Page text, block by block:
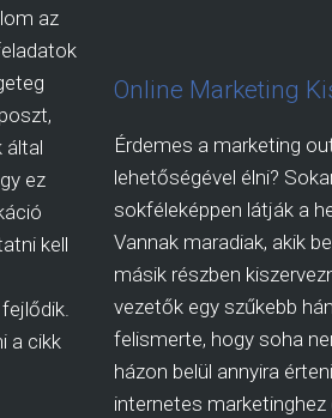
az
által
ez
kell
a cikk
Online Marketing
Érdemes a marketing
lehetőségével élni?
sokféleképpen látják a
Vannak maradiak, akik
másik részben
vezetők egy szűkebb
felismerte, hogy soha
házon belül annyira
internetes marketinghez